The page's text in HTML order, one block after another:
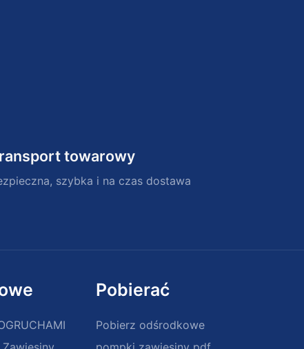
towarowy
szybka i na czas dostawa
Pobierać
Pobierz odśrodkowe